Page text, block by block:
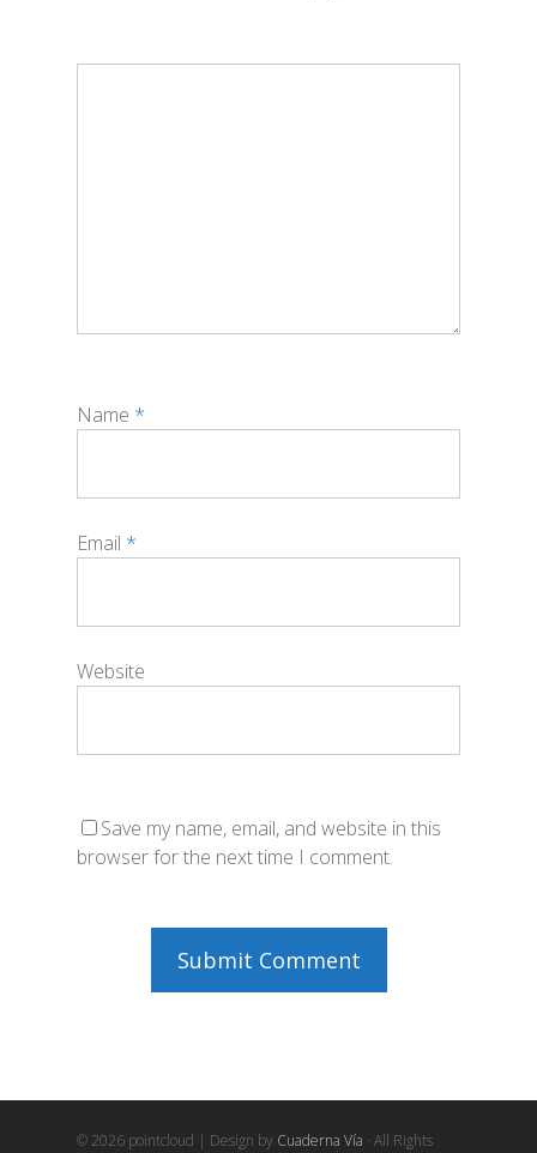
Name *
Email *
Website
Save my name, email, and website in this
browser for the next time I comment.
© 2026 pointcloud | Design by Cuaderna Vía · All Rights